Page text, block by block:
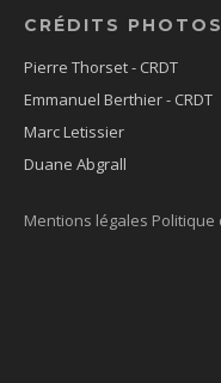
CRÉDITS PHOTOS
Pierre Thorset - CRDT
Emmanuel Berthier - CRDT
Marc Letissier
Duane Abgrall
Mentions légales Politique